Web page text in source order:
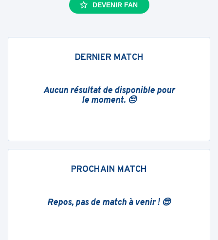
DEVENIR FAN
DERNIER MATCH
Aucun résultat de disponible pour
le moment. 😔
PROCHAIN MATCH
Repos, pas de match à venir ! 😎